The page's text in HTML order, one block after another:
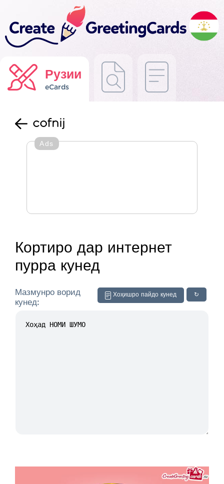
Рузии
eCards
cofnij
Ads
Кортиро дар интернет
пурра кунед
↻
Хоҳишро пайдо кунед
Мазмунро ворид
кунед: